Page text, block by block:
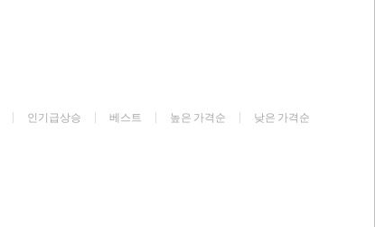
인기급상승 베스트 높은 가격순 낮은 가격순